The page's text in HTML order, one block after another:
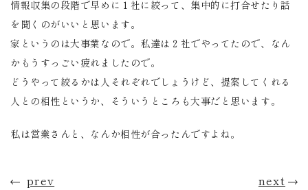
情報収集の段階で早めに１社に絞って、集中的に打合せたり話
を聞くのがいいと思います。
家というのは大事業なので。私達は２社でやってたので、なん
かもうすっごい疲れましたので。
どうやって絞るかは人それぞれでしょうけど、提案してくれる
人との相性というか、そういうところも大事だと思います。
私は営業さんと、なんか相性が合ったんですよね。
prev next